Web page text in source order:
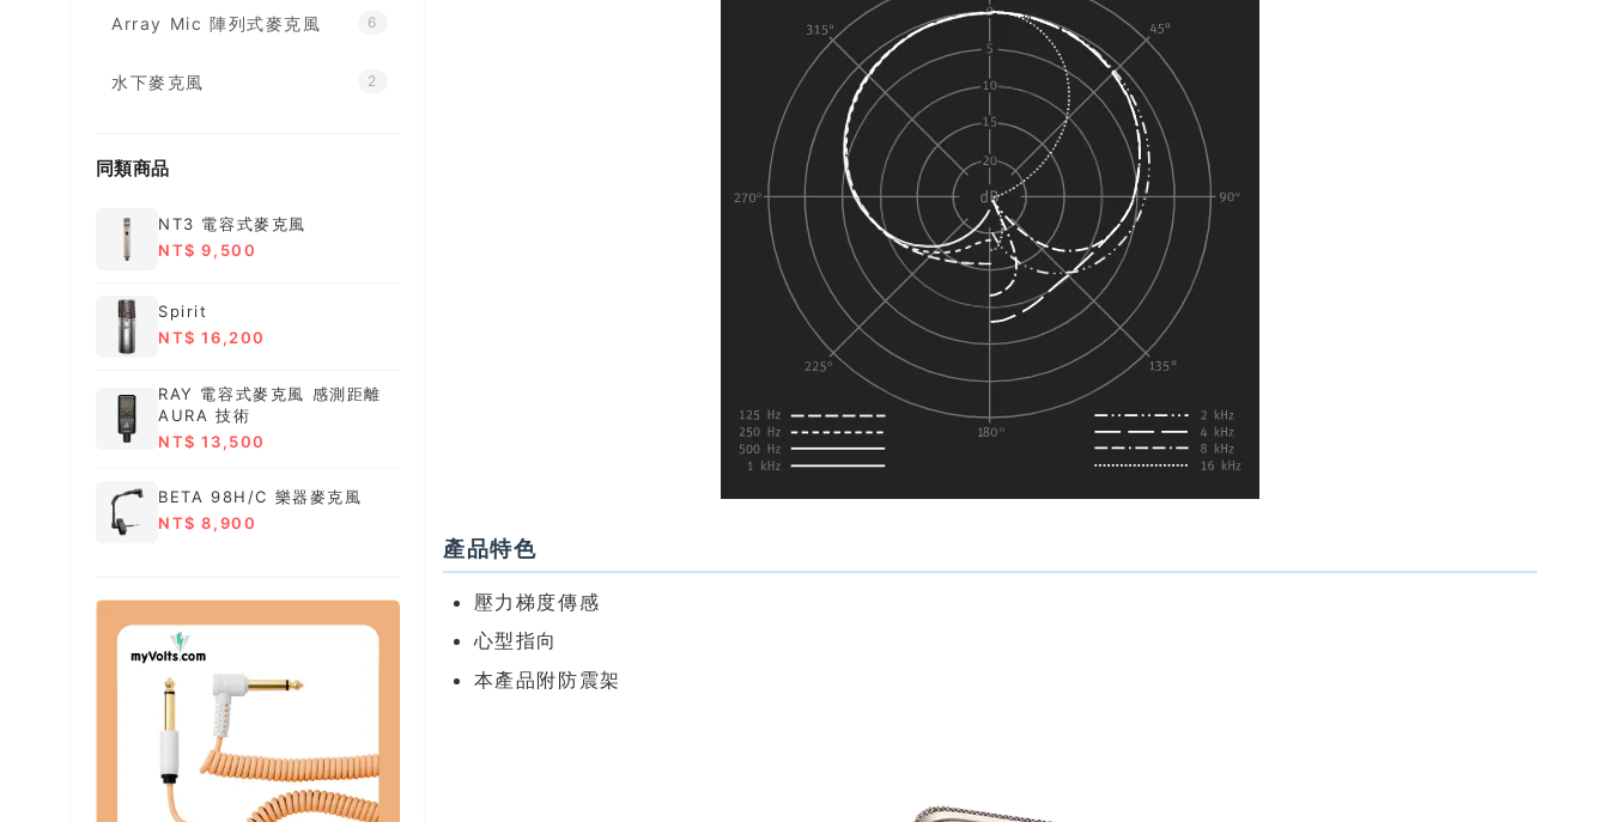
Array Mic 陣列式麥克風 6
水下麥克風 2
同類商品
NT3 電容式麥克風
NT$ 9,500
Spirit
NT$ 16,200
RAY 電容式麥克風 感測距離
AURA 技術
NT$ 13,500
BETA 98H/C 樂器麥克風
NT$ 8,900
產品特色
壓力梯度傳感
心型指向
本產品附防震架